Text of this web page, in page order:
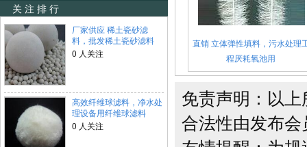
关注排行
厂家供应 稀土瓷砂滤
料，批发稀土瓷砂滤料
0 人关注
高效纤维球滤料，净水处
理设备用纤维球滤料
0 人关注
直销 立体弹性填料，污水处理
程厌耗氧池用
免责声明：以
合法性由发布